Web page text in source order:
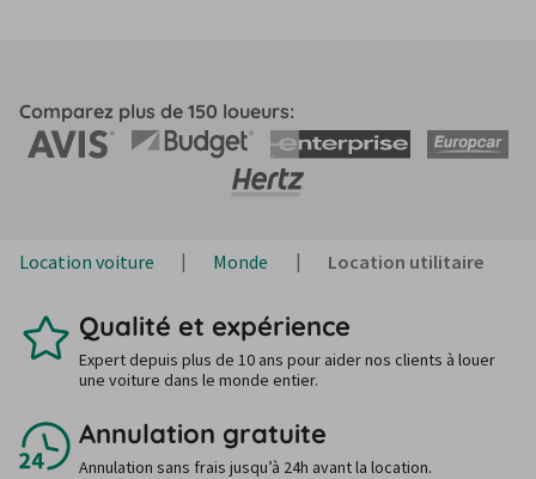
Comparez plus de 150 loueurs:
Location voiture Monde Location utilitaire
Qualité et expérience
Expert depuis plus de 10 ans pour aider nos clients à louer
une voiture dans le monde entier.
Annulation gratuite
Annulation sans frais jusqu’à 24h avant la location.